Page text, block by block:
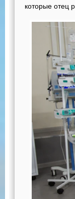
которые отец